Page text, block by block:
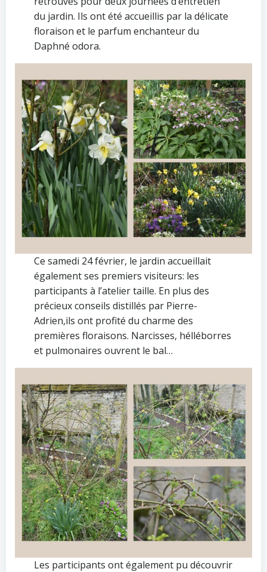
du jardin. Ils ont été accueillis par la délicate
floraison et le parfum enchanteur du
Daphné odora.
Ce samedi 24 février, le jardin accueillait
également ses premiers visiteurs: les
participants à l’atelier taille. En plus des
précieux conseils distillés par Pierre-
Adrien,ils ont profité du charme des
premières floraisons. Narcisses, hélléborres
et pulmonaires ouvrent le bal…
Les participants ont également pu découvrir